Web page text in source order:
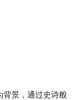
背景，通过史诗般